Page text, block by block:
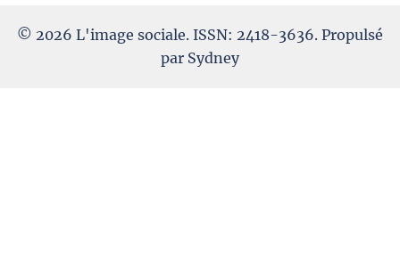
© 2026 L'image sociale. ISSN: 2418-3636. Propulsé
par Sydney